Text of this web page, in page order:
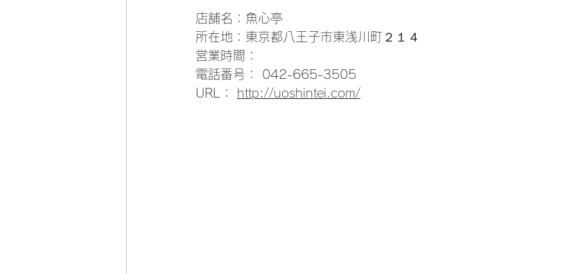
店舗名：魚心亭
所在地：東京都八王子市東浅川町２１４
営業時間：
電話番号： 042-665-3505
URL：
http://uoshintei.com/